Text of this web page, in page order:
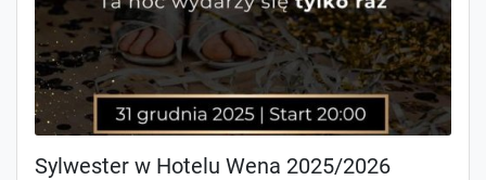
Sylwester w Hotelu Wena 2025/2026